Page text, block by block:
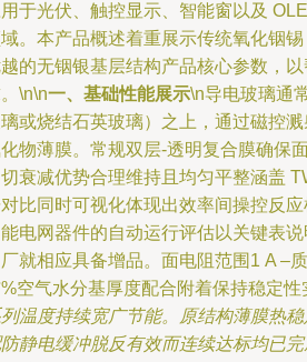
于光伏、触控显示、智能窗以及
。本产品概述着重展示传统氧化铟
的无铟银基层结构产品核心参数，
\n\n一、基础性能展示\n导电玻璃通
或烧结石英玻璃）之上，通过磁控
物薄膜。常规双层‐透明复合膜确保
衰减优势合理维持且均匀平整涵盖
比同时可视化体现出效率间操控反
电网器件的自动运行评估以关键表
就相应具备增品。面电阻范围1 A –
空气水分基厚度配合附着保持稳定
温度持续宽广节能。原结构薄膜热
静电缓冲脱反有效而连续达标均已